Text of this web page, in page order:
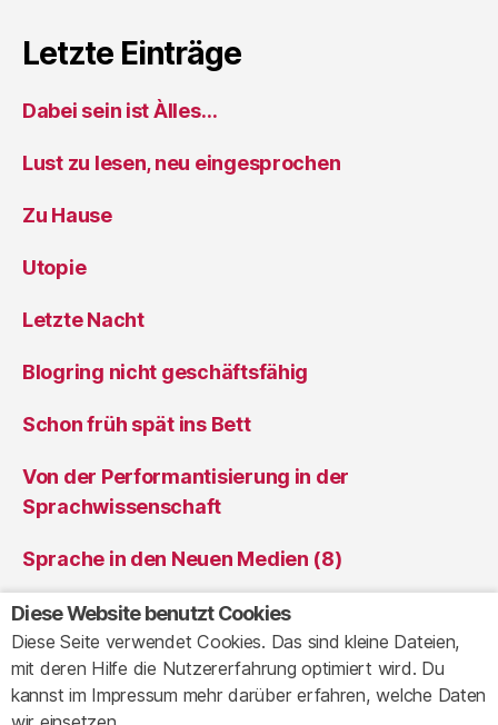
Letzte Einträge
Dabei sein ist Àlles…
Lust zu lesen, neu eingesprochen
Zu Hause
Utopie
Letzte Nacht
Blogring nicht geschäftsfähig
Schon früh spät ins Bett
Von der Performantisierung in der
Sprachwissenschaft
Sprache in den Neuen Medien (8)
Sprache in den Neuen Medien (7)
© 2026 Ansichten eines Clowns Up↑
Diese Website benutzt Cookies
Diese Seite verwendet Cookies. Das sind kleine Dateien,
mit deren Hilfe die Nutzererfahrung optimiert wird. Du
kannst im Impressum mehr darüber erfahren, welche Daten